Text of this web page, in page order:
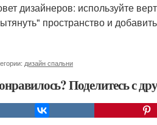
дизайнеров: используйте
пространство и
дизайн спальни
Поделитесь с